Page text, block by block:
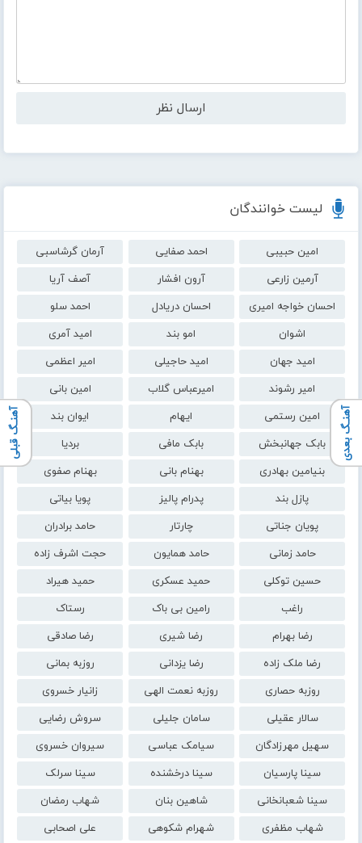
لیست خوانندگان
امین حبیبی احمد صفایی
آرمان گرشاسبی
آرمین زارعی
آرون افشار
آصف آریا
احسان خواجه امیری
احسان دریادل
احمد سلو
اشوان
امو بند
امید آمری
امید جهان
امید حاجیلی
امیر اعظمی
امیر رشوند
امیرعباس گلاب
امین بانی
امین رستمی
ایهام
ایوان بند
بابک جهانبخش
بابک مافی
بردیا
بنیامین بهادری
بهنام بانی
بهنام صفوی
پازل بند
پدرام پالیز
پویا بیاتی
پویان جناتی
چارتار
حامد برادران
حامد زمانی
حامد همایون
حجت اشرف زاده
حسین توکلی
حمید عسکری
حمید هیراد
راغب
رامین بی باک
رستاک
رضا بهرام
رضا شیری
رضا صادقی
رضا ملک زاده
رضا یزدانی
روزبه بمانی
روزبه حصاری
روزبه نعمت الهی
زانیار خسروی
سالار عقیلی
سامان جلیلی
سروش رضایی
سهیل مهرزادگان
سیامک عباسی
سیروان خسروی
سینا پارسیان
سینا درخشنده
سینا سرلک
سینا شعبانخانی
شاهین بنان
شهاب رمضان
شهاب مظفری
شهرام شکوهی
علی اصحابی
آهنـگ بعدی آهنـگ قبلی